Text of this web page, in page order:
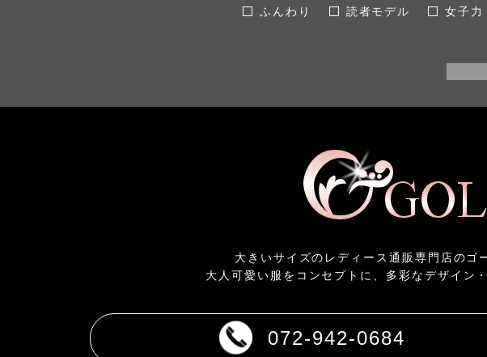
ふんわり
読者モデル 女子力
大きいサイズのレディース通販専門店のゴ
大人可愛い服をコンセプトに、多彩なデザイン
072-942-0684